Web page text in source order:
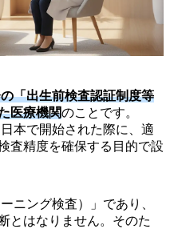
「出生前検査認証制度等
医療機関のことです。
本で開始された際に、適
査精度を確保する目的で設
ニング検査）」であり、
とはなりません。そのた